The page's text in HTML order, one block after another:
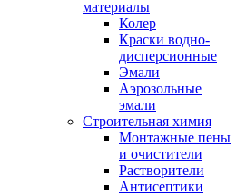
материалы
Колер
Краски водно-
дисперсионные
Эмали
Аэрозольные
эмали
Строительная химия
Монтажные пены
и очистители
Растворители
Антисептики